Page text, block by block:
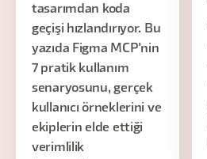
tasarımdan koda
geçişi hızlandırıyor. Bu
yazıda Figma MCP'nin
7 pratik kullanım
senaryosunu, gerçek
kullanıcı örneklerini ve
ekiplerin elde ettiği
verimlilik